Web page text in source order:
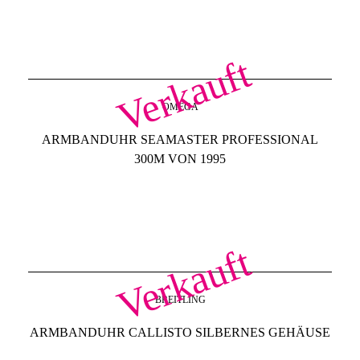
Verkauft
OMEGA
ARMBANDUHR SEAMASTER PROFESSIONAL
300M VON 1995
Verkauft
BREITLING
ARMBANDUHR CALLISTO SILBERNES GEHÄUSE